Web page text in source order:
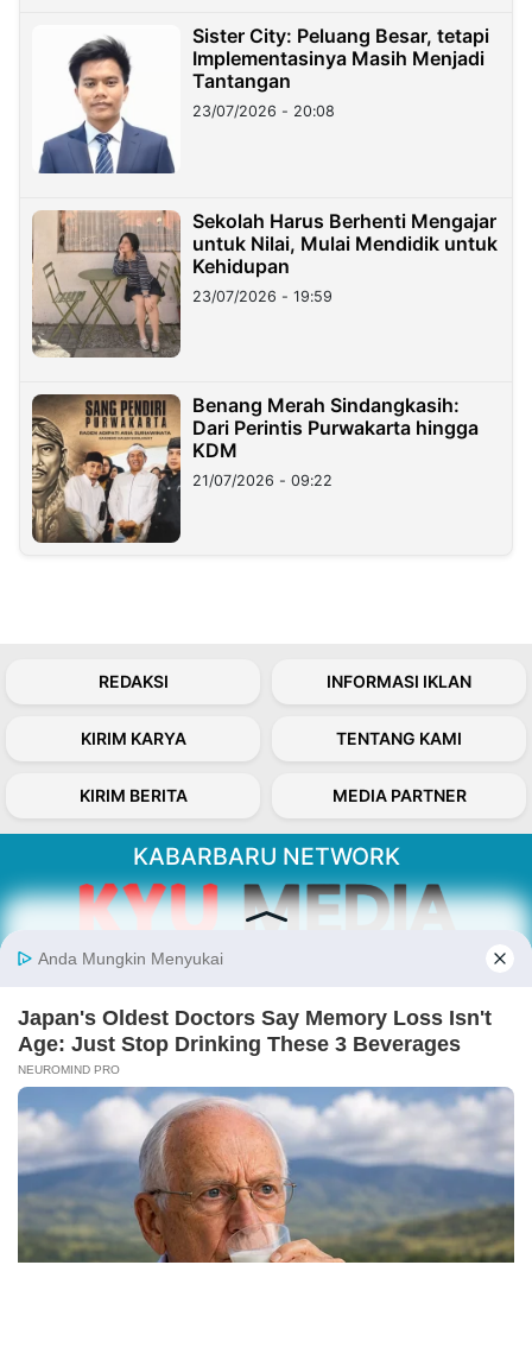
Sister City: Peluang Besar, tetapi
Implementasinya Masih Menjadi
Tantangan
23/07/2026 - 20:08
Sekolah Harus Berhenti Mengajar
untuk Nilai, Mulai Mendidik untuk
Kehidupan
23/07/2026 - 19:59
Benang Merah Sindangkasih:
Dari Perintis Purwakarta hingga
KDM
21/07/2026 - 09:22
REDAKSI INFORMASI IKLAN
KIRIM KARYA TENTANG KAMI
KIRIM BERITA MEDIA PARTNER
KABARBARU NETWORK
Kabarbaru.co menyajikan berita aktual dan
inspiratif dari sudut pandang berbaik sangka
Follow Kabarbaru